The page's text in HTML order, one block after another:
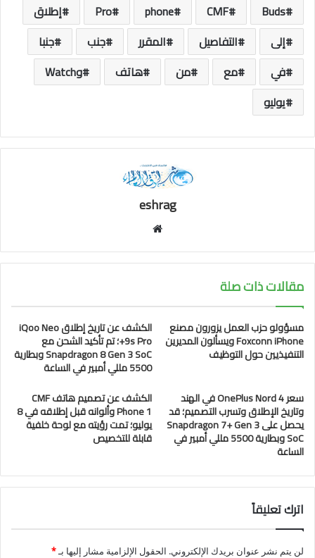
Buds
CMF
phone
Pro
إطلاق
إلى
التفاصيل المقرر جنب
جنبا
في
مع من هاتف
وWatch
يوليو
eshrag
مقالات ذات صلة
مسؤولو حزب العمل يزورون مصنع
Foxconn iPhone ويسألون المديرين
التنفيذيين حول التوظيف
الكشف عن تاريخ إطلاق iQoo Neo
9s Pro+؛ تم تأكيد الشحن مع
Snapdragon 8 Gen 3 SoC وبطارية
5500 مللي أمبير في الساعة
سعر OnePlus Nord 4 في الهند
وتاريخ الإطلاق وتسرب التصميم؛ قد
يحصل على Snapdragon 7+ Gen 3
SoC وبطارية 5500 مللي أمبير في
الساعة
الكشف عن تصميم هاتف CMF
Phone 1 وألوانه قبل إطلاقه في 8
يوليو؛ تمت رؤيته مع لوحة خلفية
قابلة للتخصيص
اترك تعليقاً
لن يتم نشر عنوان بريدك الإلكتروني. الحقول الإلزامية مشار إليها بـ*